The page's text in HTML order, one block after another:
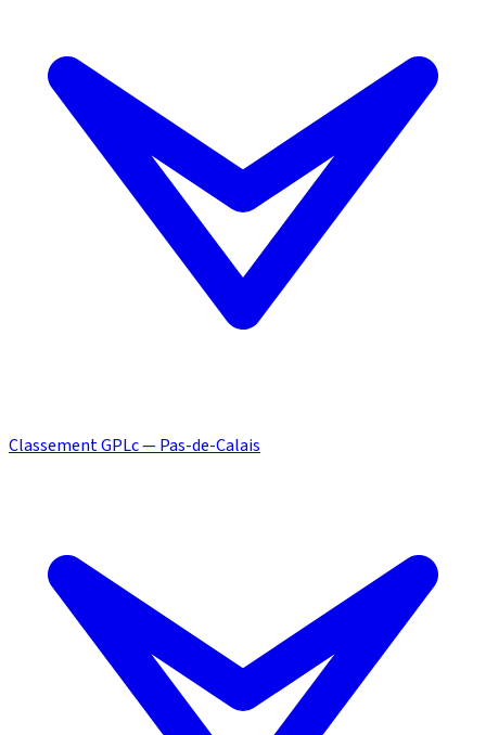
Classement GPLc — Pas-de-Calais